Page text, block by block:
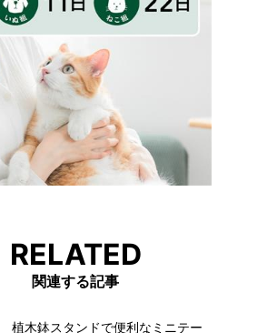
RELATED
関連する記事
植木鉢スタンドで便利なミニテー